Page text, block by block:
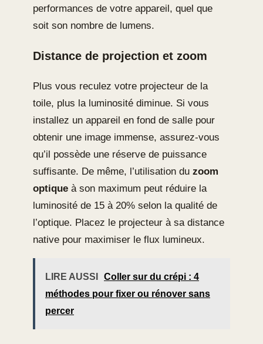
performances de votre appareil, quel que
soit son nombre de lumens.
Distance de projection et zoom
Plus vous reculez votre projecteur de la
toile, plus la luminosité diminue. Si vous
installez un appareil en fond de salle pour
obtenir une image immense, assurez-vous
qu’il possède une réserve de puissance
suffisante. De même, l’utilisation du zoom
optique à son maximum peut réduire la
luminosité de 15 à 20% selon la qualité de
l’optique. Placez le projecteur à sa distance
native pour maximiser le flux lumineux.
LIRE AUSSI
Coller sur du crépi : 4
méthodes pour fixer ou rénover sans
percer